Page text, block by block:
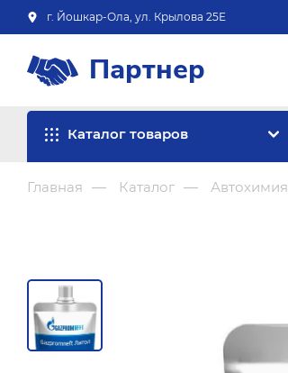
г. Йошкар-Ола, ул. Крылова 25Е
Партнер
Каталог товаров
Главная Каталог Автохимия